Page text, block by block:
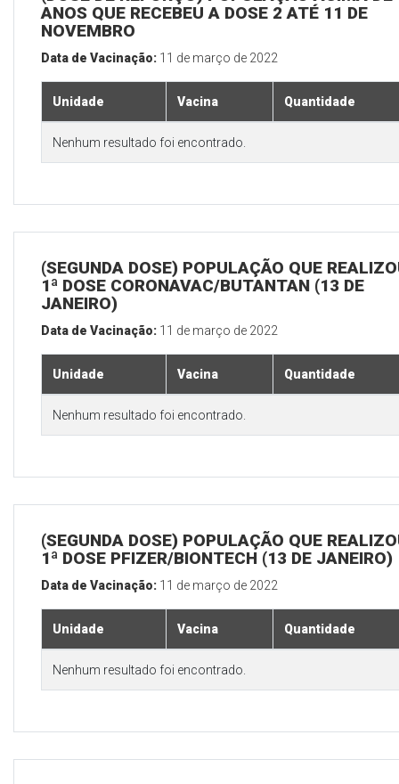
ANOS QUE RECEBEU A DOSE 2 ATÉ 11 DE
NOVEMBRO
Data de Vacinação: 11 de março de 2022
Unidade Vacina Quantidade
Nenhum resultado foi encontrado.
(SEGUNDA DOSE) POPULAÇÃO QUE
1ª DOSE CORONAVAC/BUTANTAN (13 DE
JANEIRO)
Data de Vacinação: 11 de março de 2022
Unidade Vacina Quantidade
Nenhum resultado foi encontrado.
(SEGUNDA DOSE) POPULAÇÃO QUE
1ª DOSE PFIZER/BIONTECH (13 DE JANEIRO)
Data de Vacinação: 11 de março de 2022
Unidade Vacina Quantidade
Nenhum resultado foi encontrado.